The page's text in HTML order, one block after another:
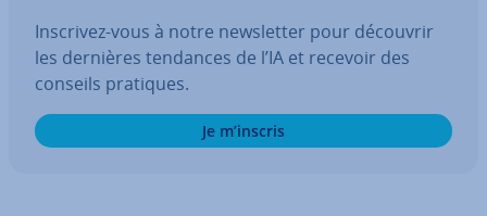
Inscrivez-vous à notre news­let­ter pour découvrir
les dernières tendances de l’IA et recevoir des
conseils pratiques.
Je m’inscris